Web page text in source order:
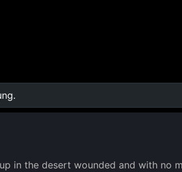
in the desert wounded and with no